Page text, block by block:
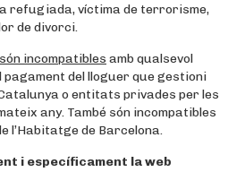
refugiada, víctima de terrorisme,
de divorci.
són incompatibles amb qualsevol
del lloguer que gestioni
o entitats privades per les
any. També són incompatibles
l’Habitatge de Barcelona.
i específicament la web